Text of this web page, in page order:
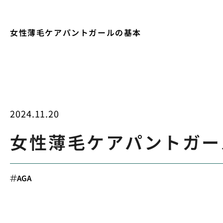
女性薄毛ケアパントガールの基本
2024.11.20
女性薄毛ケアパントガ
AGA